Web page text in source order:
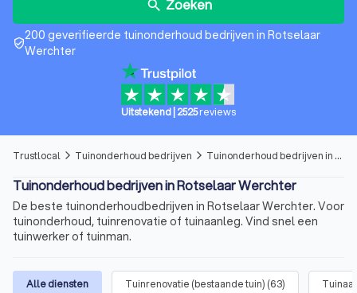
search Zoeken
verified_user
200 geverifieerde tuinonderhoud bedrijven in Rotselaar
Werchter
Uitstekend 2525reviews
Trustlocal arrow_forward_ios Tuinonderhoud bedrijven arrow_forward_ios Tuinonderhoud bedrijven in Rotselaar Werchter
Tuinonderhoud bedrijven in Rotselaar Werchter
De beste tuinonderhoudbedrijven in Rotselaar Werchter. Voor
tuinonderhoud, tuinrenovatie of tuinaanleg. Vind snel een
tuinwerker of tuinman.
Alle diensten Tuinrenovatie (bestaande tuin) (63)